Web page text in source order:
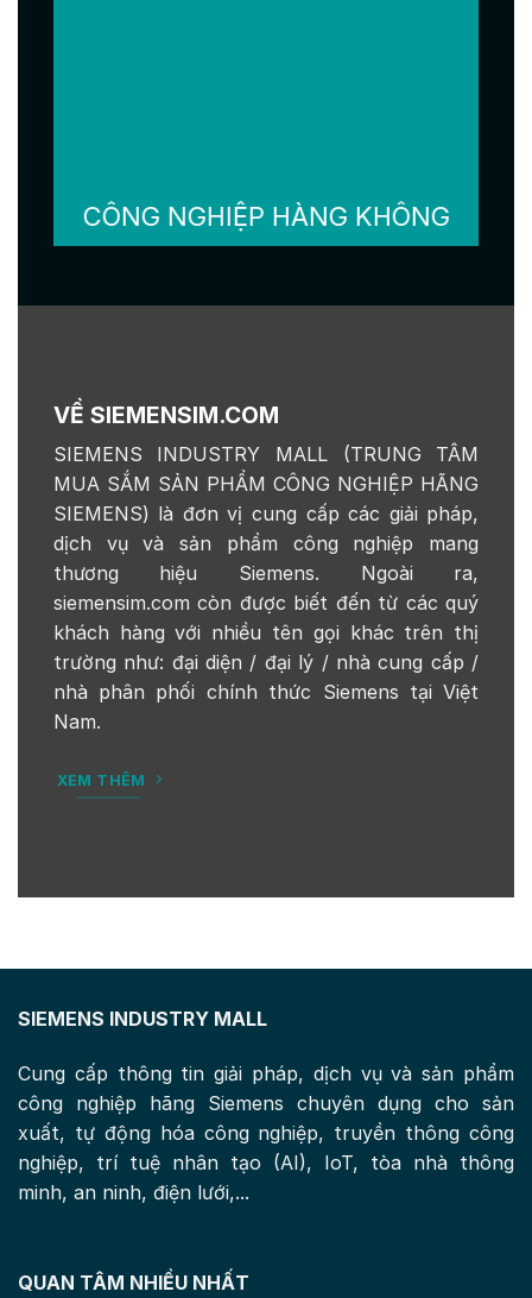
CÔNG NGHIỆP HÀNG KHÔNG
VỀ SIEMENSIM.COM
SIEMENS INDUSTRY MALL (TRUNG TÂM
MUA SẮM SẢN PHẨM CÔNG NGHIỆP HÃNG
SIEMENS) là đơn vị cung cấp các giải pháp,
dịch vụ và sản phẩm công nghiệp mang
thương hiệu Siemens. Ngoài ra,
siemensim.com còn được biết đến từ các quý
khách hàng với nhiều tên gọi khác trên thị
trường như: đại diện / đại lý / nhà cung cấp /
nhà phân phối chính thức Siemens tại Việt
Nam.
XEM THÊM
SIEMENS INDUSTRY MALL
Cung cấp thông tin giải pháp, dịch vụ và sản phẩm
công nghiệp hãng Siemens chuyên dụng cho sản
xuất, tự động hóa công nghiệp, truyền thông công
nghiệp, trí tuệ nhân tạo (AI), IoT, tòa nhà thông
minh, an ninh, điện lưới,...
QUAN TÂM NHIỀU NHẤT